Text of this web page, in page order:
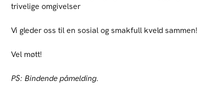
trivelige omgivelser
Vi gleder oss til en sosial og smakfull kveld sammen!
Vel møtt!
PS: Bindende påmelding.